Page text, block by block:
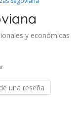
y económicas
una reseña